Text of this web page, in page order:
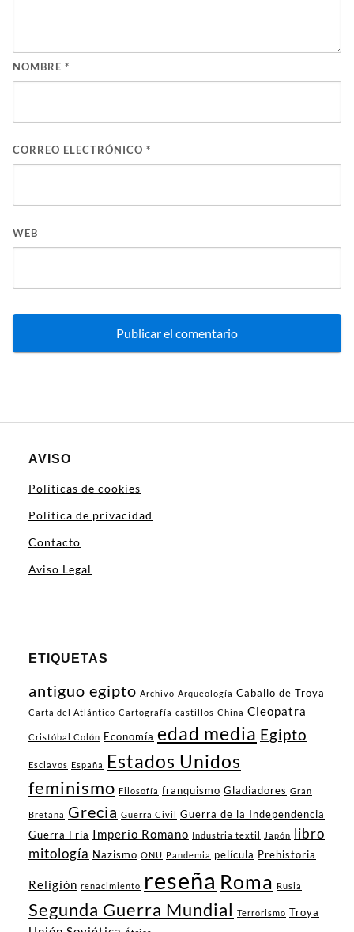
NOMBRE *
CORREO ELECTRÓNICO *
WEB
AVISO
Políticas de cookies
Política de privacidad
Contacto
Aviso Legal
ETIQUETAS
antiguo egipto Archivo Arqueología Caballo de Troya
Carta del Atlántico Cartografía castillos China Cleopatra
Cristóbal Colón Economía edad media Egipto
Esclavos España Estados Unidos
feminismo Filosofía franquismo Gladiadores Gran
Bretaña Grecia Guerra Civil
Guerra de la Independencia
Guerra Fría Imperio Romano Industria textil Japón libro
mitología Nazismo ONU Pandemia película Prehistoria
Religión renacimiento reseña Roma Rusia
Segunda Guerra Mundial Terrorismo Troya